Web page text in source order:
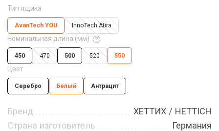
Тип ящика
AvanTech YOU InnoTech Atira
Номинальная длина (мм)
450 470 500 520 550
Цвет
Серебро Белый Антрацит
Бренд
ХЕТТИХ / HETTICH
Страна изготовитель
Германия